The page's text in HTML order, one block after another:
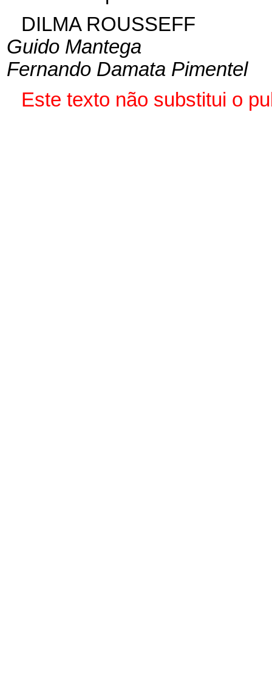
DILMA ROUSSEFF
Guido Mantega
Fernando Damata Pimentel
Este texto não substitui o